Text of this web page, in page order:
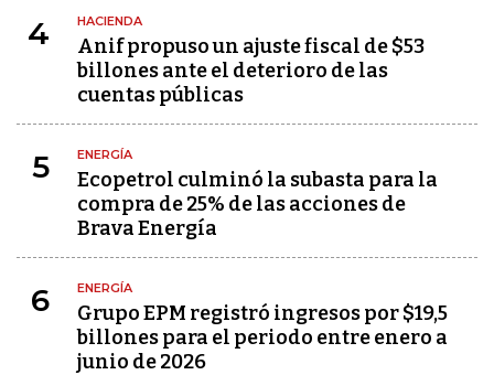
4 HACIENDA
Anif propuso un ajuste fiscal de $53
billones ante el deterioro de las
cuentas públicas
5 ENERGÍA
Ecopetrol culminó la subasta para la
compra de 25% de las acciones de
Brava Energía
6 ENERGÍA
Grupo EPM registró ingresos por $19,5
billones para el periodo entre enero a
junio de 2026